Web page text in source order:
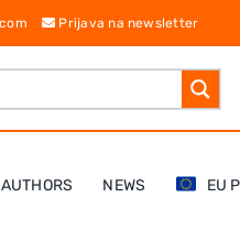
Prijava na newsletter
AUTHORS NEWS EU